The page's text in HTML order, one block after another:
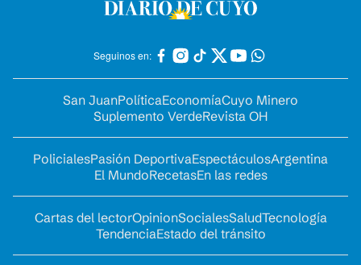
Seguinos en:
San JuanPolíticaEconomíaCuyo Minero
Suplemento VerdeRevista OH
PolicialesPasión DeportivaEspectáculosArgentina
El MundoRecetasEn las redes
Cartas del lectorOpinionSocialesSaludTecnología
TendenciaEstado del tránsito